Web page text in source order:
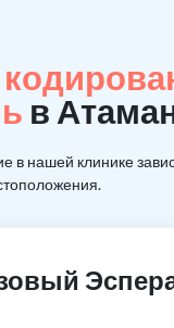
в
в нашей клинике